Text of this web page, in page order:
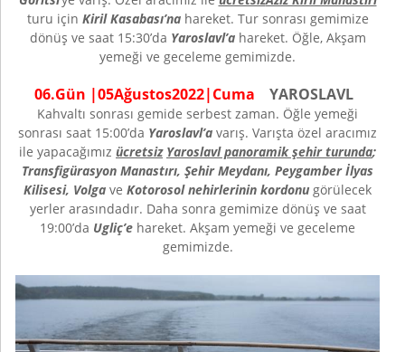
turu için Kiril Kasabası’nahareket. Tur sonrası gemimize
dönüş ve saat 15:30’da Yaroslavl’ahareket. Öğle, Akşam
yemeği ve geceleme gemimizde.
06.Gün |05Ağustos2022|Cuma YAROSLAVL
Kahvaltı sonrası gemide serbest zaman. Öğle yemeği
sonrası saat 15:00’da Yaroslavl’a varış. Varışta özel aracımız
ile yapacağımız ücretsiz Yaroslavl panoramik şehir turunda;
Transfigürasyon Manastırı, Şehir Meydanı, Peygamber İlyas
Kilisesi, Volga ve Kotorosol nehirlerinin kordonu görülecek
yerler arasındadır. Daha sonra gemimize dönüş ve saat
19:00’da Ugliç’e hareket. Akşam yemeği ve geceleme
gemimizde.